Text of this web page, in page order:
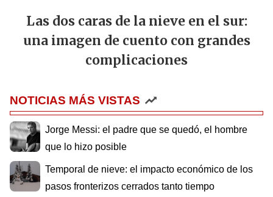
Las dos caras de la nieve en el sur:
una imagen de cuento con grandes
complicaciones
NOTICIAS MÁS VISTAS
Jorge Messi: el padre que se quedó, el hombre
que lo hizo posible
Temporal de nieve: el impacto económico de los
pasos fronterizos cerrados tanto tiempo